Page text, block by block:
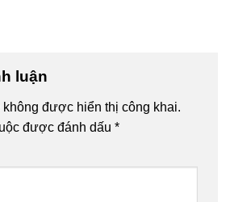
luận
không được hiển thị công khai.
được đánh dấu *